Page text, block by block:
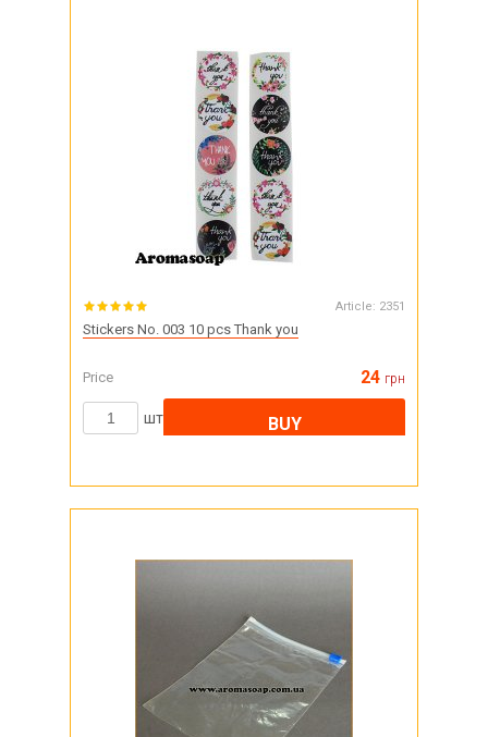
Article: 2351
Stickers No. 003 10 pcs Thank you
Price 24 грн
шт BUY